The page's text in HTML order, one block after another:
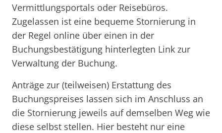
Vermittlungsportals oder Reisebüros.
Zugelassen ist eine bequeme Stornierung in
der Regel online über einen in der
Buchungsbestätigung hinterlegten Link zur
Verwaltung der Buchung.
Anträge zur (teilweisen) Erstattung des
Buchungspreises lassen sich im Anschluss an
die Stornierung jeweils auf demselben Weg wie
diese selbst stellen. Hier besteht nur eine